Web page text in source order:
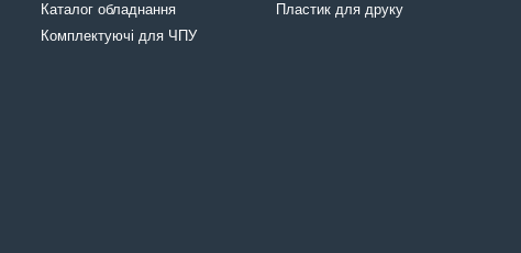
Каталог обладнання
Комплектуючі для ЧПУ
Пластик для друку